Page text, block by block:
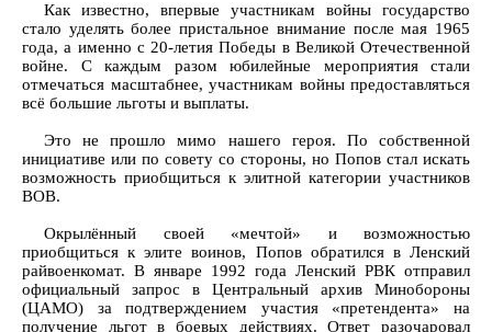
Как известно, впервые участникам войны государство
стало уделять более пристальное внимание после мая 1965
года, а именно с 20-летия Победы в Великой Отечественной
войне. С каждым разом юбилейные мероприятия стали
отмечаться масштабнее, участникам войны предоставляться
всё большие льготы и выплаты.
Это не прошло мимо нашего героя. По собственной
инициативе или по совету со стороны, но Попов стал искать
возможность приобщиться к элитной категории участников
ВОВ.
Окрылённый своей «мечтой» и возможностью
приобщиться к элите воинов, Попов обратился в Ленский
райвоенкомат. В январе 1992 года Ленский РВК отправил
официальный запрос в Центральный архив Минобороны
(ЦАМО) за подтверждением участия «претендента» на
получение льгот в боевых действиях. Ответ разочаровал